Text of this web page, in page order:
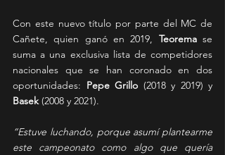
Con este nuevo título por parte del MC de
Cañete, quien ganó en 2019, Teorema se
suma a una exclusiva lista de competidores
nacionales que se han coronado en dos
oportunidades: Pepe Grillo
Basek (2008 y 2021).
“Estuve luchando, porque asumí plantearme
este campeonato como algo que quería